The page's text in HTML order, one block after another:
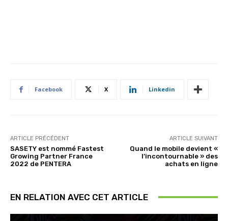
Facebook X Linkedin
ARTICLE PRÉCÉDENT
SASETY est nommé Fastest
Growing Partner France
2022 de PENTERA
ARTICLE SUIVANT
Quand le mobile devient «
l’incontournable » des
achats en ligne
EN RELATION AVEC CET ARTICLE